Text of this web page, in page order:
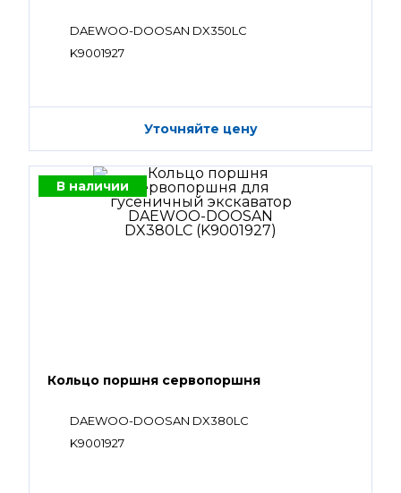
DAEWOO-DOOSAN DX350LC
K9001927
Уточняйте цену
В наличии
Кольцо поршня сервопоршня
DAEWOO-DOOSAN DX380LC
K9001927